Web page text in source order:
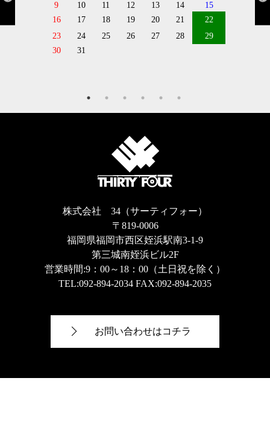
9
10 11 12 13 14
15
16
17 18 19 20 21
22
23
24 25 26 27 28
29
30
31
株式会社 34（サーティフォー）
〒819-0006
福岡県福岡市西区姪浜駅南3-1-9
第三城南姪浜ビル2F
営業時間:9：00～18：00（土日祝を除く）
TEL:092-894-2034 FAX:092-894-2035
お問い合わせはコチラ